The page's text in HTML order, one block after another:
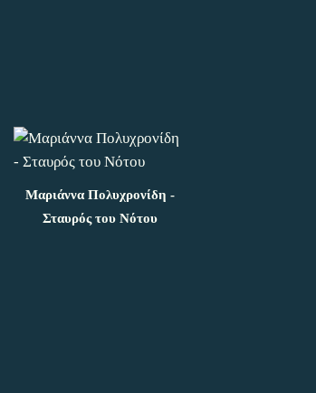
Μαριάννα Πολυχρονίδη -
Σταυρός του Νότου